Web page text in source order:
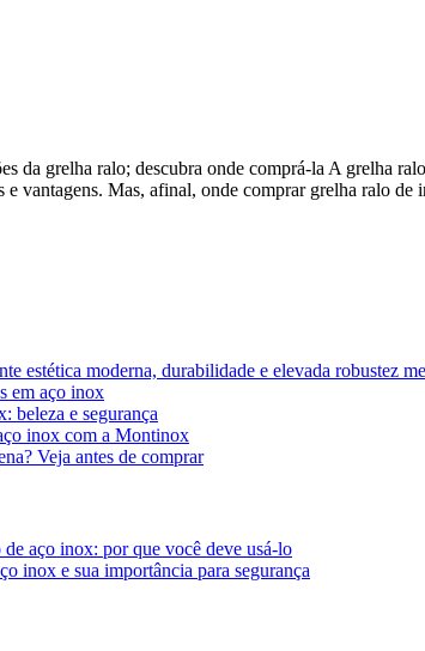
da grelha ralo; descubra onde comprá-la A grelha
e vantagens. Mas, afinal, onde comprar grelha ralo
estética moderna, durabilidade e elevada robustez
em aço inox
beleza e segurança
inox com a Montinox
Veja antes de comprar
aço inox: por que você deve usá-lo
inox e sua importância para segurança